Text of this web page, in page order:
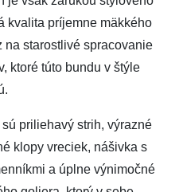
kvalita príjemne mäkkého
na starostlivé spracovanie
ktoré túto bundu v štýle
priliehavý strih, výrazné
klopy vreciek, nášivka s
a úplne výnimočné